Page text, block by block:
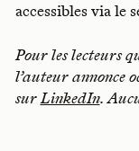
accessibles via le
Pour les lecteurs
l’auteur annonce
sur LinkedIn.